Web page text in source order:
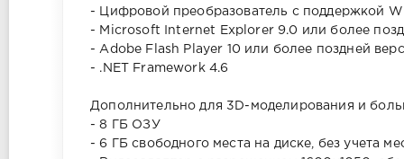
- Цифровой преобразователь с поддержкой
- Microsoft Internet Explorer 9.0 или более
- Adobe Flash Player 10 или более поздней
- .NET Framework 4.6
Дополнительно для 3D-моделирования и
- 8 ГБ ОЗУ
- 6 ГБ свободного места на диске, без учета